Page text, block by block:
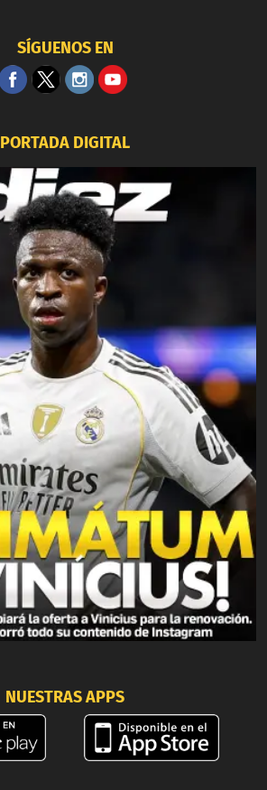
SÍGUENOS EN
PORTADA DIGITAL
NUESTRAS APPS